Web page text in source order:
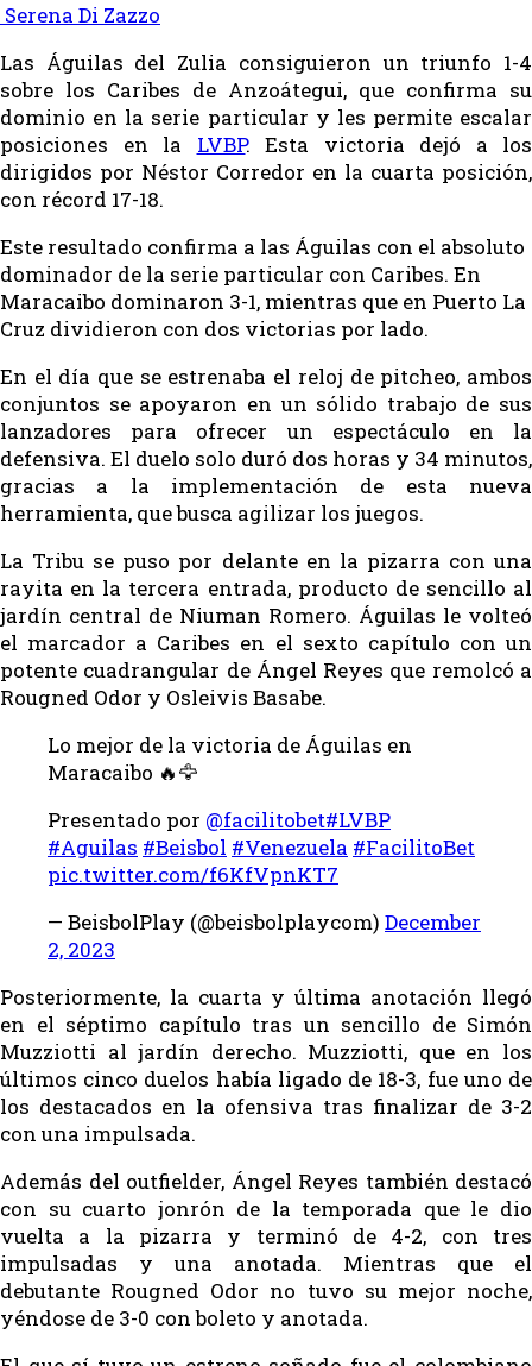
Serena Di Zazzo
Las Águilas del Zulia consiguieron un triunfo 1-4
sobre los Caribes de Anzoátegui, que confirma su
dominio en la serie particular y les permite escalar
posiciones en la LVBP. Esta victoria dejó a los
dirigidos por Néstor Corredor en la cuarta posición,
con récord 17-18.
Este resultado confirma a las Águilas con el absoluto
dominador de la serie particular con Caribes. En
Maracaibo dominaron 3-1, mientras que en Puerto La
Cruz dividieron con dos victorias por lado.
En el día que se estrenaba el reloj de pitcheo, ambos
conjuntos se apoyaron en un sólido trabajo de sus
lanzadores para ofrecer un espectáculo en la
defensiva. El duelo solo duró dos horas y 34 minutos,
gracias a la implementación de esta nueva
herramienta, que busca agilizar los juegos.
La Tribu se puso por delante en la pizarra con una
rayita en la tercera entrada, producto de sencillo al
jardín central de Niuman Romero. Águilas le volteó
el marcador a Caribes en el sexto capítulo con un
potente cuadrangular de Ángel Reyes que remolcó a
Rougned Odor y Osleivis Basabe.
Lo mejor de la victoria de Águilas en
Maracaibo 🔥🦅
Presentado por @facilitobet#LVBP
#Aguilas #Beisbol #Venezuela #FacilitoBet
pic.twitter.com/f6KfVpnKT7
— BeisbolPlay (@beisbolplaycom) December
2, 2023
Posteriormente, la cuarta y última anotación llegó
en el séptimo capítulo tras un sencillo de Simón
Muzziotti al jardín derecho. Muzziotti, que en los
últimos cinco duelos había ligado de 18-3, fue uno de
los destacados en la ofensiva tras finalizar de 3-2
con una impulsada.
Además del outfielder, Ángel Reyes también destacó
con su cuarto jonrón de la temporada que le dio
vuelta a la pizarra y terminó de 4-2, con tres
impulsadas y una anotada. Mientras que el
debutante Rougned Odor no tuvo su mejor noche,
yéndose de 3-0 con boleto y anotada.